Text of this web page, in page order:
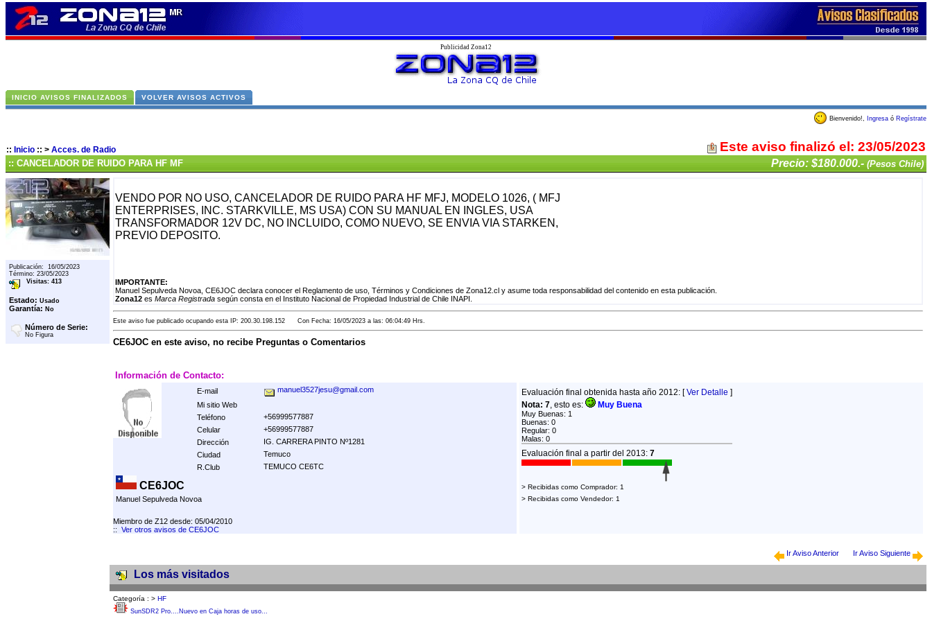
Publicidad Zona12
INICIO AVISOS FINALIZADOS VOLVER AVISOS ACTIVOS
Bienvenido!, Ingresa ó Regístrate
:: Inicio :: > Acces. de Radio Este aviso finalizó el: 23/05/2023
:: CANCELADOR DE RUIDO PARA HF MF Precio: $180.000.- (Pesos Chile)
Publicación: 16/05/2023
Término: 23/05/2023
Visitas: 413
Estado: Usado
Garantía: No
Número de Serie:
No Figura
VENDO POR NO USO, CANCELADOR DE RUIDO PARA HF MFJ, MODELO 1026, ( MFJ
ENTERPRISES, INC. STARKVILLE, MS USA) CON SU MANUAL EN INGLES, USA
TRANSFORMADOR 12V DC, NO INCLUIDO, COMO NUEVO, SE ENVIA VIA STARKEN,
PREVIO DEPOSITO.
IMPORTANTE:
Manuel Sepulveda Novoa, CE6JOC declara conocer el Reglamento de uso, Términos y Condiciones de Zona12.cl y asume toda responsabilidad del contenido en esta publicación.
Zona12 es Marca Registrada según consta en el Instituto Nacional de Propiedad Industrial de Chile INAPI.
Este aviso fue publicado ocupando esta IP: 200.30.198.152 Con Fecha: 16/05/2023 a las: 06:04:49 Hrs.
CE6JOC en este aviso, no recibe Preguntas o Comentarios
Información de Contacto:
E-mail
manuel3527jesu@gmail.com
Mi sitio Web
Teléfono
+56999577887
Celular
+56999577887
Dirección
IG. CARRERA PINTO Nº1281
Ciudad
Temuco
R.Club
TEMUCO CE6TC
CE6JOC
Manuel Sepulveda Novoa
Miembro de Z12 desde: 05/04/2010
:: Ver otros avisos de CE6JOC
Evaluación final obtenida hasta año 2012: [Ver Detalle ]
Nota: 7, esto es: Muy Buena
Muy Buenas: 1
Buenas: 0
Regular: 0
Malas: 0
Evaluación final a partir del 2013: 7
> Recibidas como Comprador: 1
> Recibidas como Vendedor: 1
Ir Aviso Anterior Ir Aviso Siguiente
Los más visitados
Categoría : > HF
SunSDR2 Pro....Nuevo en Caja horas de uso...